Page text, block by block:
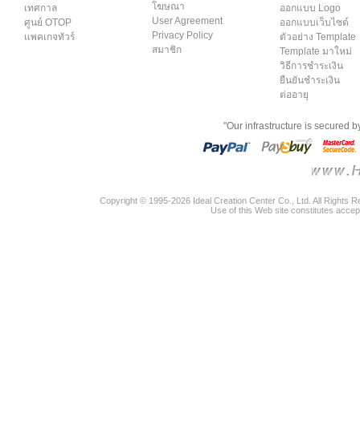
เทศกาล
ศูนย์ OTOP
แพคเกจทัวร์
โฆษณา
User Agreement
Privacy Policy
สมาชิก
ออกแบบ Logo
ออกแบบเว็บไซต์
ตัวอย่าง Template
Template มาใหม่
วิธีการชำระเงิน
ยืนยันชำระเงิน
ต่ออายุ
"Our infrastructure is secured
Copyright © 1995-2026 Ideal Creation Center Co., Ltd. All Rights
Use of this Web site constitutes